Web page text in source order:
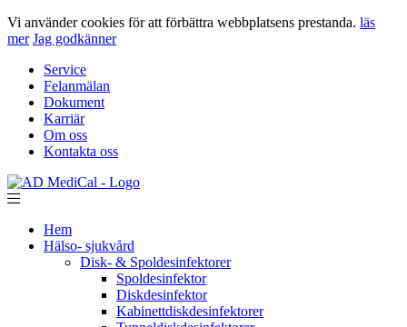
Vi använder cookies för att förbättra webbplatsens prestanda. läs
mer Jag godkänner
Service
Felanmälan
Dokument
Karriär
Om oss
Kontakta oss
Hem
Hälso- sjukvård
Disk- & Spoldesinfektorer
Spoldesinfektor
Diskdesinfektor
Kabinettdiskdesinfektorer